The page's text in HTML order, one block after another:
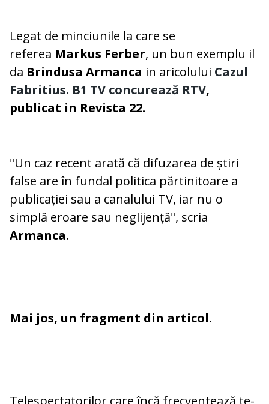
Legat de minciunile la care se
referea Markus Ferber​, un bun exemplu il
da Brindusa Armanca in aricolului Cazul
Fabritius. B1 TV concurează RTV,
publicat in Revista 22.
"Un caz recent arată că difuzarea de știri
false are în fundal politica păr­ti­ni­toare a
publicației sau a ca­na­lului TV, iar nu o
simplă eroa­re sau ne­glijență", scria
Armanca.
Mai jos, un fragment din articol.